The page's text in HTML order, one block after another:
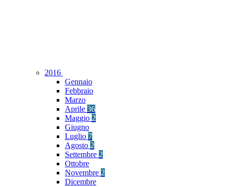
2016
Gennaio
Febbraio
Marzo
Aprile 36
Maggio 2
Giugno
Luglio 7
Agosto 2
Settembre 2
Ottobre
Novembre 2
Dicembre